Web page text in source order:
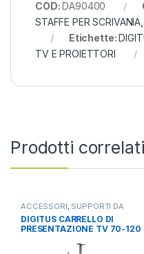
COD:DA90400
STAFFE PER SCRIVANIA
Etichette:
TV E PROIETTORI
Prodotti correlati
ACCESSORI, SUPPORTI DA
TERRA, TV E PROIETTORI
DIGITUS CARRELLO DI
PRESENTAZIONE TV 70-120